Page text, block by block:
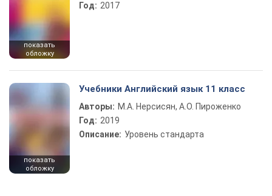
показать
обложку
Год: 2017
показать
обложку
Учебники Английский язык 11 класс
Авторы: М.А. Нерсисян, А.О. Пироженко
Год: 2019
Описание: Уровень стандарта